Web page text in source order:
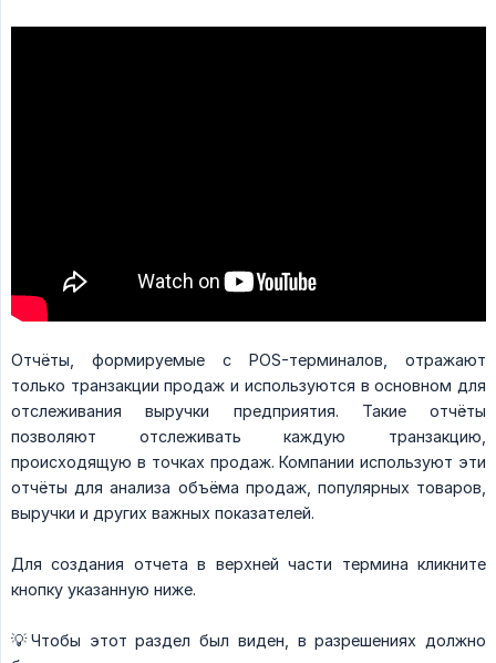
Отчёты, формируемые с POS-терминалов, отражают
только транзакции продаж и используются в основном для
отслеживания выручки предприятия. Такие отчёты
позволяют отслеживать каждую транзакцию,
происходящую в точках продаж. Компании используют эти
отчёты для анализа объёма продаж, популярных товаров,
выручки и других важных показателей.
Для создания отчета в верхней части термина кликните
кнопку указанную ниже.
💡Чтобы этот раздел был виден, в разрешениях должно